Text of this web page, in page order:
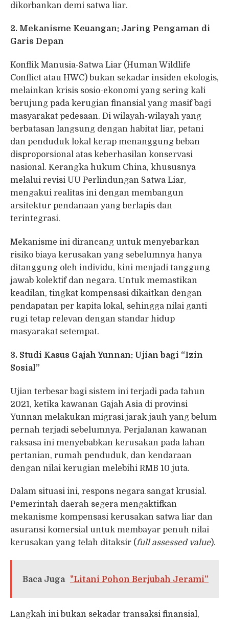
dikorbankan demi satwa liar.
2. Mekanisme Keuangan: Jaring Pengaman di
Garis Depan
Konflik Manusia-Satwa Liar (Human Wildlife
Conflict atau HWC) bukan sekadar insiden ekologis,
melainkan krisis sosio-ekonomi yang sering kali
berujung pada kerugian finansial yang masif bagi
masyarakat pedesaan. Di wilayah-wilayah yang
berbatasan langsung dengan habitat liar, petani
dan penduduk lokal kerap menanggung beban
disproporsional atas keberhasilan konservasi
nasional. Kerangka hukum China, khususnya
melalui revisi UU Perlindungan Satwa Liar,
mengakui realitas ini dengan membangun
arsitektur pendanaan yang berlapis dan
terintegrasi.
Mekanisme ini dirancang untuk menyebarkan
risiko biaya kerusakan yang sebelumnya hanya
ditanggung oleh individu, kini menjadi tanggung
jawab kolektif dan negara. Untuk memastikan
keadilan, tingkat kompensasi dikaitkan dengan
pendapatan per kapita lokal, sehingga nilai ganti
rugi tetap relevan dengan standar hidup
masyarakat setempat.
3. Studi Kasus Gajah Yunnan: Ujian bagi “Izin
Sosial”
Ujian terbesar bagi sistem ini terjadi pada tahun
2021, ketika kawanan Gajah Asia di provinsi
Yunnan melakukan migrasi jarak jauh yang belum
pernah terjadi sebelumnya. Perjalanan kawanan
raksasa ini menyebabkan kerusakan pada lahan
pertanian, rumah penduduk, dan kendaraan
dengan nilai kerugian melebihi RMB 10 juta.
Dalam situasi ini, respons negara sangat krusial.
Pemerintah daerah segera mengaktifkan
mekanisme kompensasi kerusakan satwa liar dan
asuransi komersial untuk membayar penuh nilai
kerusakan yang telah ditaksir (full assessed value).
Baca Juga "Litani Pohon Berjubah Jerami”
Langkah ini bukan sekadar transaksi finansial,